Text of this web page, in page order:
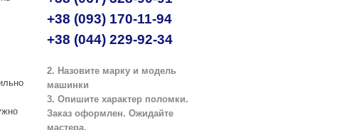
+38 (093) 170-11-94
+38 (044) 229-92-34
2. Назовите марку и модель
машинки
3. Опишите характер поломки.
Заказ оформлен. Ожидайте
мастера.